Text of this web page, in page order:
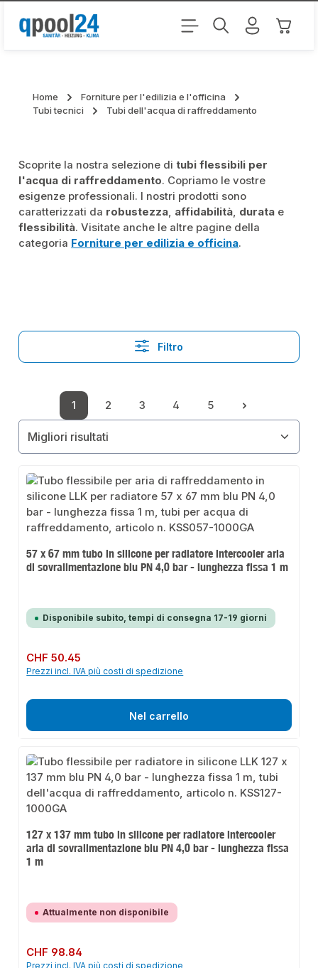
Passa al contenuto principale Il
Home
Forniture per l'edilizia e l'officina
Tubi tecnici
Tubi dell'acqua di raffreddamento
Scoprite la nostra selezione di tubi flessibili per
l'acqua di raffreddamento. Copriamo le vostre
esigenze professionali. I nostri prodotti sono
caratterizzati da robustezza, affidabilità, durata e
flessibilità. Visitate anche le altre pagine della
categoria Forniture per edilizia e officina.
Filtro
Pagina
1
Pagina
2
Pagina
3
Pagina
4
Pagina
5
57 x 67 mm tubo in silicone per radiatore intercooler aria
di sovralimentazione blu PN 4,0 bar - lunghezza fissa 1 m
Disponibile subito, tempi di consegna 17-19 giorni
Prezzo normale:
CHF 50.45
Prezzi incl. IVA più costi di spedizione
Nel carrello
127 x 137 mm tubo in silicone per radiatore intercooler
aria di sovralimentazione blu PN 4,0 bar - lunghezza fissa
1 m
Attualmente non disponibile
Prezzo normale:
CHF 98.84
Prezzi incl. IVA più costi di spedizione